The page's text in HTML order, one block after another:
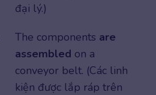
đại lý.)
The components are
assembled on a
conveyor belt. (Các linh
kiện được lắp ráp trên